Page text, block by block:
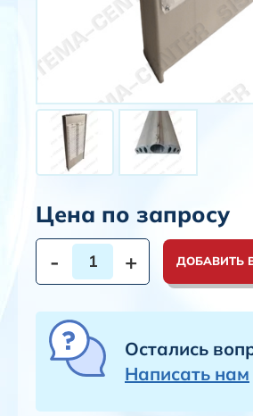
Цена по запросу
- + ДОБАВИТЬ
Остались
Написать нам